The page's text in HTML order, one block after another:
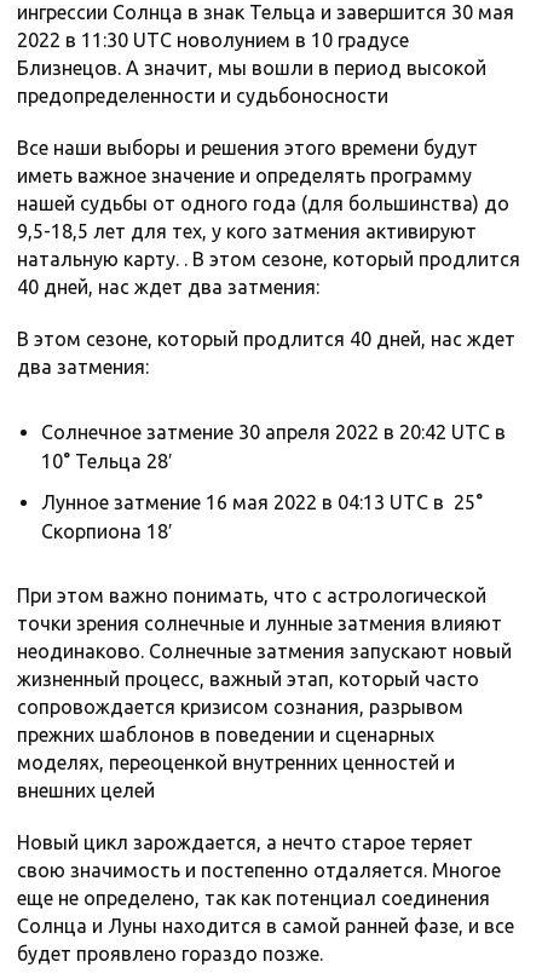
ингрессии Солнца в знак Тельца и завершится 30 мая
2022 в 11:30 UTC новолунием в 10 градусе
Близнецов. А значит, мы вошли в период высокой
предопределенности и судьбоносности
Все наши выборы и решения этого времени будут
иметь важное значение и определять программу
нашей судьбы от одного года (для большинства) до
9,5-18,5 лет для тех, у кого затмения активируют
натальную карту. . В этом сезоне, который продлится
40 дней, нас ждет два затмения:
В этом сезоне, который продлится 40 дней, нас ждет
два затмения:
Солнечное затмение 30 апреля 2022 в 20:42 UTC в
10° Тельца 28′
Лунное затмение 16 мая 2022 в 04:13 UTC в 25°
Скорпиона 18′
При этом важно понимать, что с астрологической
точки зрения солнечные и лунные затмения влияют
неодинаково. Солнечные затмения запускают новый
жизненный процесс, важный этап, который часто
сопровождается кризисом сознания, разрывом
прежних шаблонов в поведении и сценарных
моделях, переоценкой внутренних ценностей и
внешних целей
Новый цикл зарождается, а нечто старое теряет
свою значимость и постепенно отдаляется. Многое
еще не определено, так как потенциал соединения
Солнца и Луны находится в самой ранней фазе, и все
будет проявлено гораздо позже.